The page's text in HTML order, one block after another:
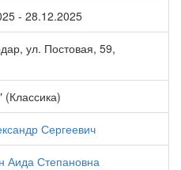
- 28.12.2025
ул. Постовая, 59,
(Классика)
Сергеевич
Аида Степановна